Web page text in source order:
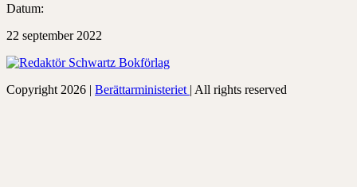
Datum:
22 september 2022
Copyright 2026 | Berättarministeriet | All rights reserved